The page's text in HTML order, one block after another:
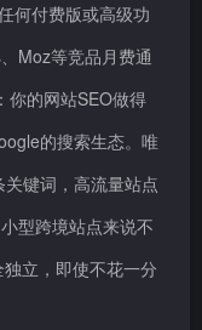
何付费版或高级功
Moz等竞品月费通
你的网站SEO做得
的搜索生态。唯
键词，高流量站点
型跨境站点来说不
立，即使不花一分